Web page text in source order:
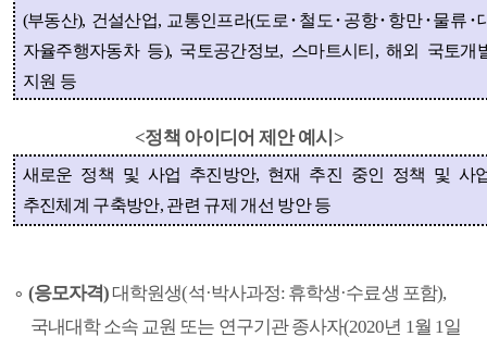
(부동산), 건설산업, 교통인프라(도로 ･ 철도 ･ 공항･ 항만･물류 ･
자율주행자동차 등), 국토공간정보, 스마트시티 , 해외 국토개
지원 등
<정책 아이디어 제안 예시>
새로운 정책 및 사업 추진방안, 현재 추진 중인 정책 및 사
추진체계 구축방안, 관련 규제 개선 방안 등
∘ (응모자격) 대학원생(석·박사과정: 휴학생·수료생 포함),
국내대학 소속 교원 또는 연구기관 종사자(2020년 1월 1일